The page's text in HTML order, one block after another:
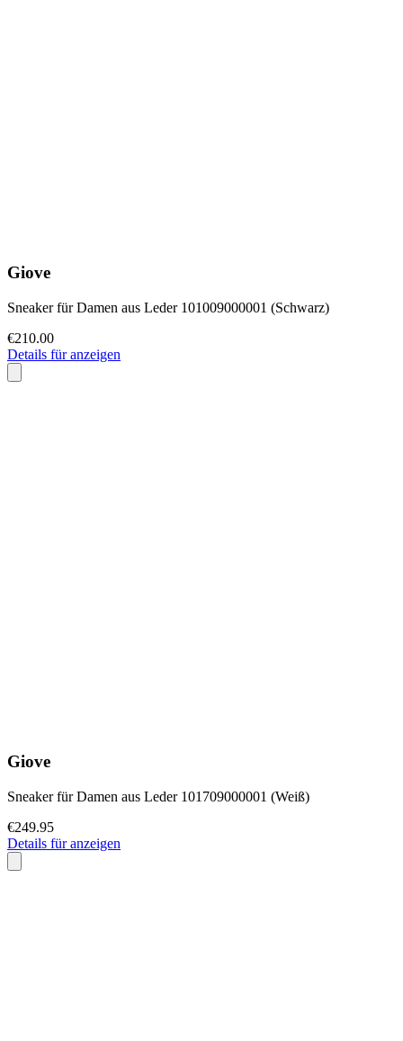
Giove
Sneaker für Damen aus Leder 101009000001 (Schwarz)
€210.00
Details für anzeigen
Giove
Sneaker für Damen aus Leder 101709000001 (Weiß)
€249.95
Details für anzeigen